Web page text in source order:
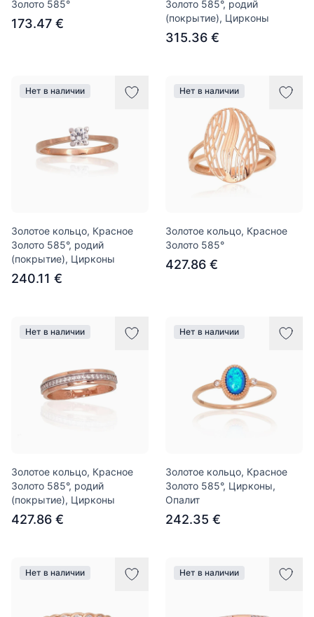
Золото 585°
173.47 €
Золото 585°, родий
(покрытие), Цирконы
315.36 €
Нет в наличии
Золотое кольцо, Красное
Золото 585°, родий
(покрытие), Цирконы
240.11 €
Нет в наличии
Золотое кольцо, Красное
Золото 585°
427.86 €
Нет в наличии
Золотое кольцо, Красное
Золото 585°, родий
(покрытие), Цирконы
427.86 €
Нет в наличии
Золотое кольцо, Красное
Золото 585°, Цирконы,
Опалит
242.35 €
Нет в наличии Нет в наличии